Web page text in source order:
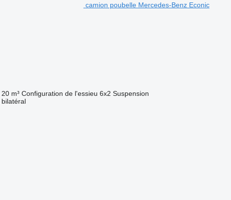
camion poubelle Mercedes-Benz Econic
20 m³ Configuration de l'essieu 6x2 Suspension
bilatéral